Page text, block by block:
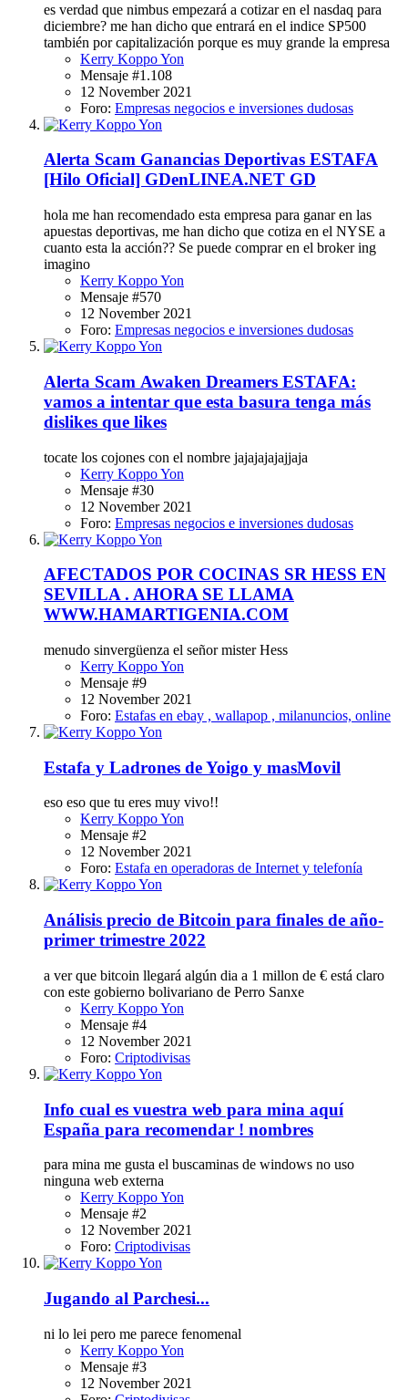
es verdad que nimbus empezará a cotizar en el nasdaq para
diciembre? me han dicho que entrará en el indice SP500
también por capitalización porque es muy grande la empresa
Kerry Koppo Yon
Mensaje #1.108
12 November 2021
Foro: Empresas negocios e inversiones dudosas
Alerta Scam Ganancias Deportivas ESTAFA
[Hilo Oficial] GDenLINEA.NET GD
hola me han recomendado esta empresa para ganar en las
apuestas deportivas, me han dicho que cotiza en el NYSE a
cuanto esta la acción?? Se puede comprar en el broker ing
imagino
Kerry Koppo Yon
Mensaje #570
12 November 2021
Foro: Empresas negocios e inversiones dudosas
Alerta Scam Awaken Dreamers ESTAFA:
vamos a intentar que esta basura tenga más
dislikes que likes
tocate los cojones con el nombre jajajajajajjaja
Kerry Koppo Yon
Mensaje #30
12 November 2021
Foro: Empresas negocios e inversiones dudosas
AFECTADOS POR COCINAS SR HESS EN
SEVILLA . AHORA SE LLAMA
WWW.HAMARTIGENIA.COM
menudo sinvergüenza el señor mister Hess
Kerry Koppo Yon
Mensaje #9
12 November 2021
Foro: Estafas en ebay , wallapop , milanuncios, online
Estafa y Ladrones de Yoigo y masMovil
eso eso que tu eres muy vivo!!
Kerry Koppo Yon
Mensaje #2
12 November 2021
Foro: Estafa en operadoras de Internet y telefonía
Análisis precio de Bitcoin para finales de año-
primer trimestre 2022
a ver que bitcoin llegará algún dia a 1 millon de € está claro
con este gobierno bolivariano de Perro Sanxe
Kerry Koppo Yon
Mensaje #4
12 November 2021
Foro: Criptodivisas
Info cual es vuestra web para mina aquí
España para recomendar ! nombres
para mina me gusta el buscaminas de windows no uso
ninguna web externa
Kerry Koppo Yon
Mensaje #2
12 November 2021
Foro: Criptodivisas
Jugando al Parchesi...
ni lo lei pero me parece fenomenal
Kerry Koppo Yon
Mensaje #3
12 November 2021